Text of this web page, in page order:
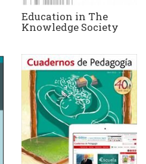
Education in The
Knowledge Society